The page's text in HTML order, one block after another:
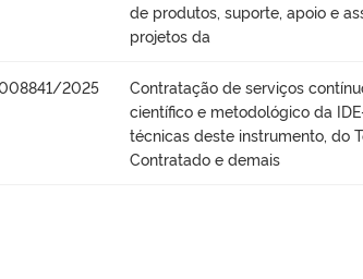
de produtos, suporte, apoio e
projetos da
2025
Contratação de serviços
científico e metodológico da
técnicas deste instrumento, do
Contratado e demais